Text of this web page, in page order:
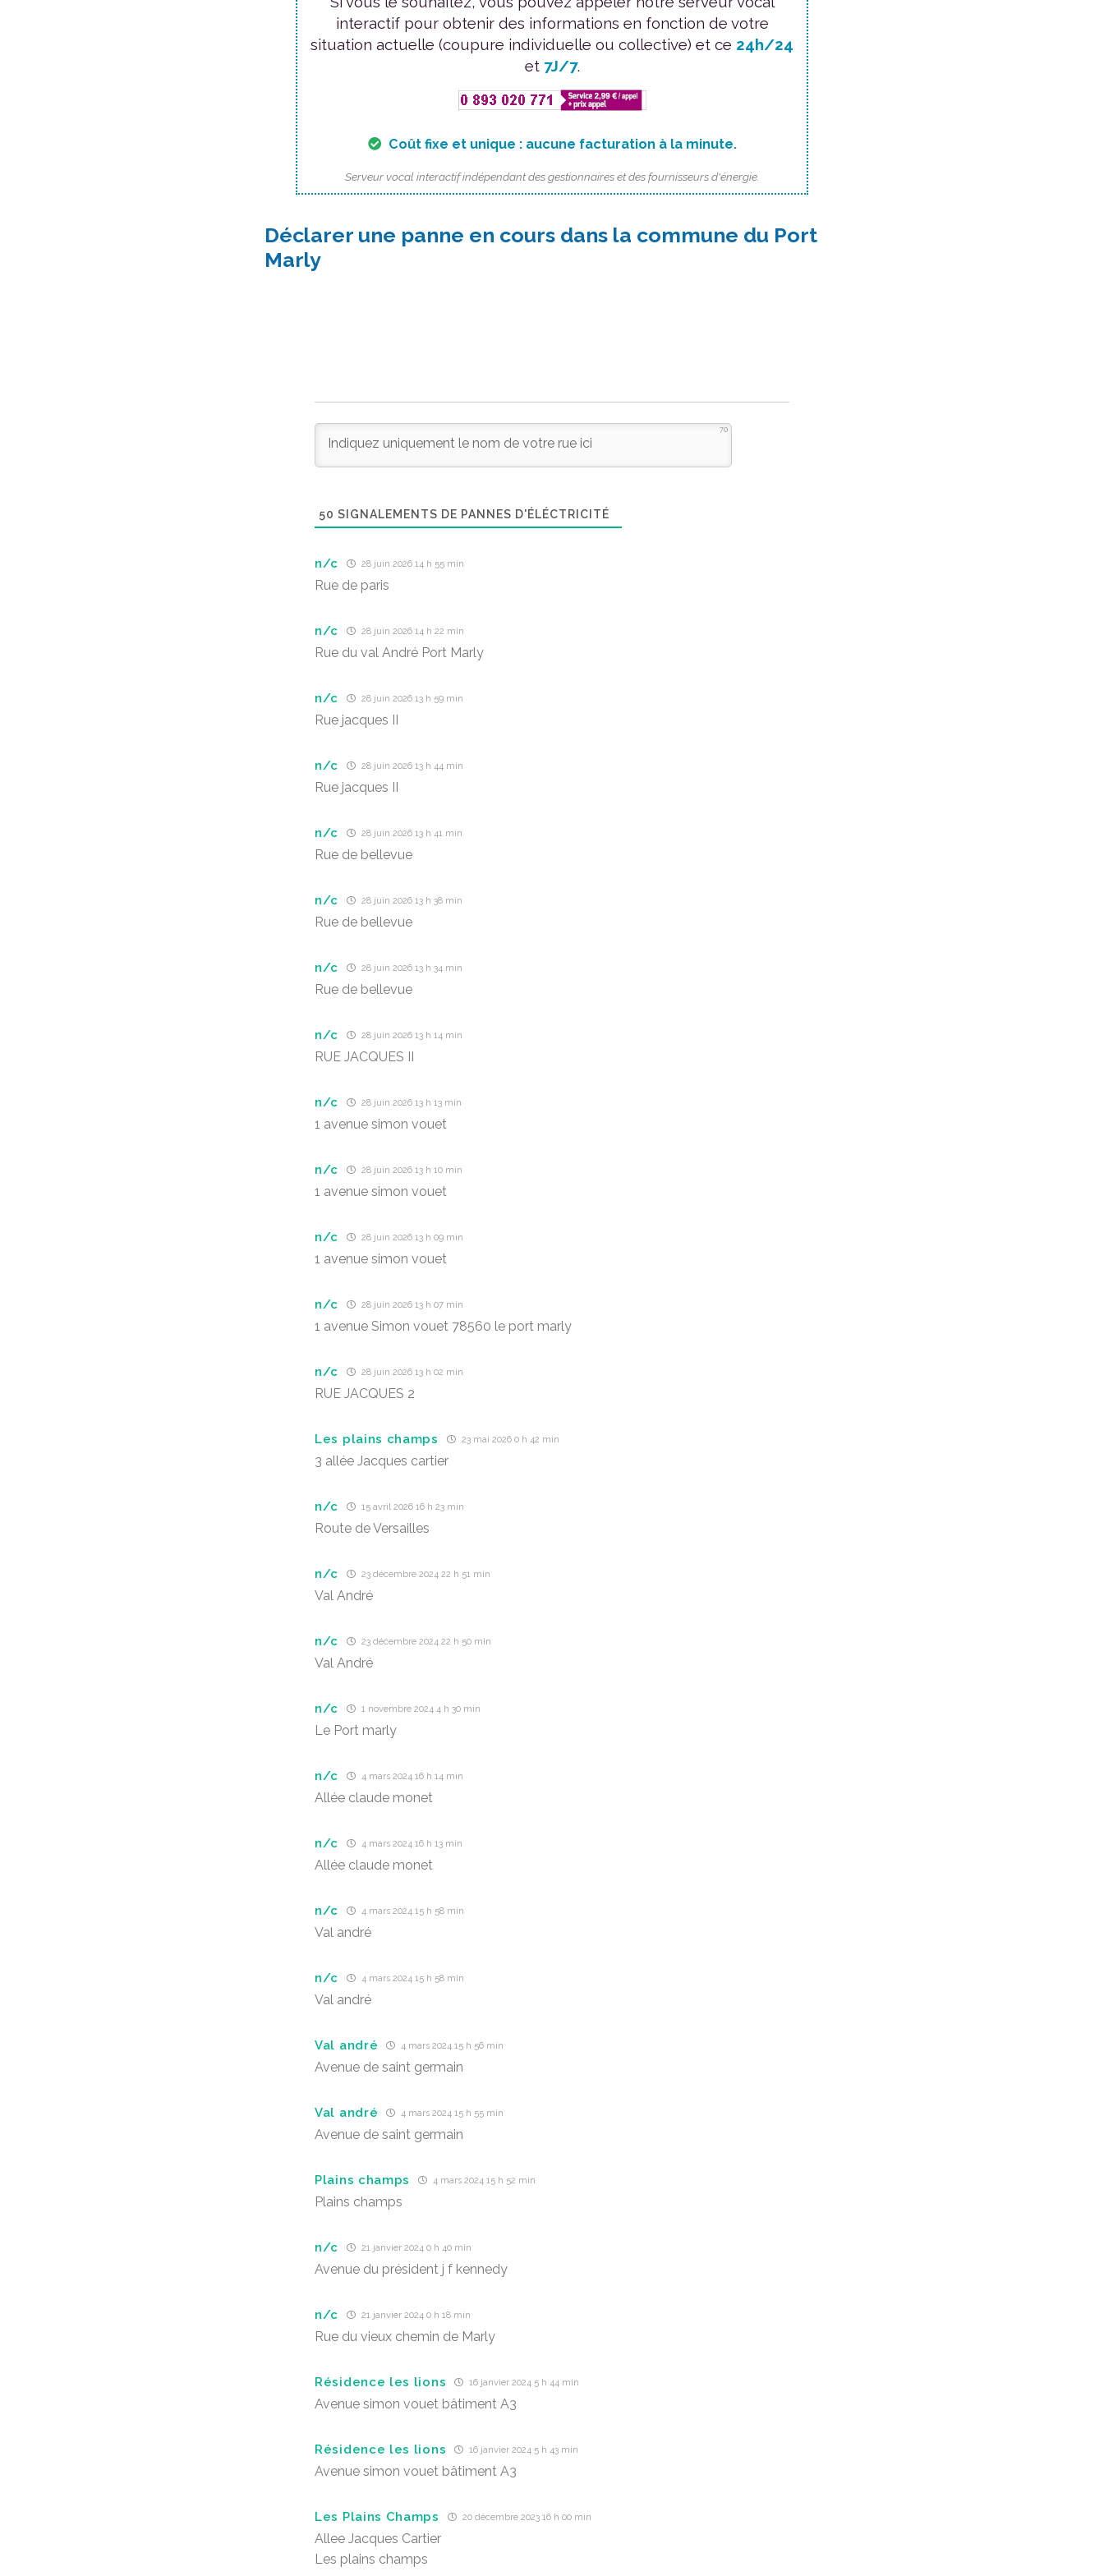
interactif pour obtenir des informations en fonction de votre
situation actuelle (coupure individuelle ou collective) et ce 24h/24
et 7J/7.
Coût fixe et unique : aucune facturation à la minute.
Serveur vocal interactif indépendant des gestionnaires et des fournisseurs d'énergie.
Déclarer une panne en cours dans la commune du Port
Marly
70
50 SIGNALEMENTS DE PANNES D'ÉLÉCTRICITÉ
n/c 28 juin 2026 14 h 55 min
Rue de paris
n/c 28 juin 2026 14 h 22 min
Rue du val André Port Marly
n/c 28 juin 2026 13 h 59 min
Rue jacques II
n/c 28 juin 2026 13 h 44 min
Rue jacques II
n/c 28 juin 2026 13 h 41 min
Rue de bellevue
n/c 28 juin 2026 13 h 38 min
Rue de bellevue
n/c 28 juin 2026 13 h 34 min
Rue de bellevue
n/c 28 juin 2026 13 h 14 min
RUE JACQUES II
n/c 28 juin 2026 13 h 13 min
1 avenue simon vouet
n/c 28 juin 2026 13 h 10 min
1 avenue simon vouet
n/c 28 juin 2026 13 h 09 min
1 avenue simon vouet
n/c 28 juin 2026 13 h 07 min
1 avenue Simon vouet 78560 le port marly
n/c 28 juin 2026 13 h 02 min
RUE JACQUES 2
Les plains champs 23 mai 2026 0 h 42 min
3 allée Jacques cartier
n/c 15 avril 2026 16 h 23 min
Route de Versailles
n/c 23 décembre 2024 22 h 51 min
Val André
n/c 23 décembre 2024 22 h 50 min
Val André
n/c 1 novembre 2024 4 h 30 min
Le Port marly
n/c 4 mars 2024 16 h 14 min
Allée claude monet
n/c 4 mars 2024 16 h 13 min
Allée claude monet
n/c 4 mars 2024 15 h 58 min
Val andré
n/c 4 mars 2024 15 h 58 min
Val andré
Val andré 4 mars 2024 15 h 56 min
Avenue de saint germain
Val andré 4 mars 2024 15 h 55 min
Avenue de saint germain
Plains champs 4 mars 2024 15 h 52 min
Plains champs
n/c 21 janvier 2024 0 h 40 min
Avenue du président j f kennedy
n/c 21 janvier 2024 0 h 18 min
Rue du vieux chemin de Marly
Résidence les lions 16 janvier 2024 5 h 44 min
Avenue simon vouet bâtiment A3
Résidence les lions 16 janvier 2024 5 h 43 min
Avenue simon vouet bâtiment A3
Les Plains Champs 20 décembre 2023 16 h 00 min
Allee Jacques Cartier
Les plains champs